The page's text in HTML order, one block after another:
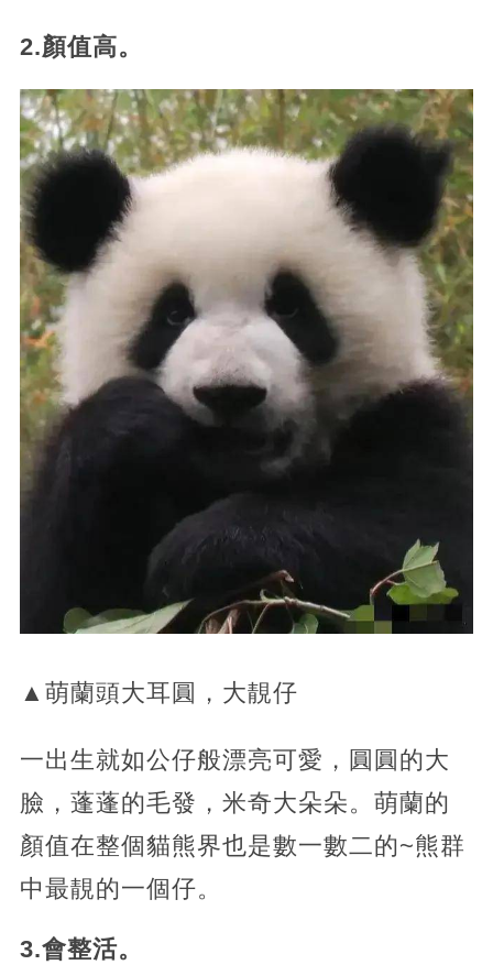
2.顏值高。
▲萌蘭頭大耳圓，大靚仔
一出生就如公仔般漂亮可愛，圓圓的大
臉，蓬蓬的毛發，米奇大朵朵。萌蘭的
顏值在整個貓熊界也是數一數二的~熊群
中最靚的一個仔。
3.會整活。